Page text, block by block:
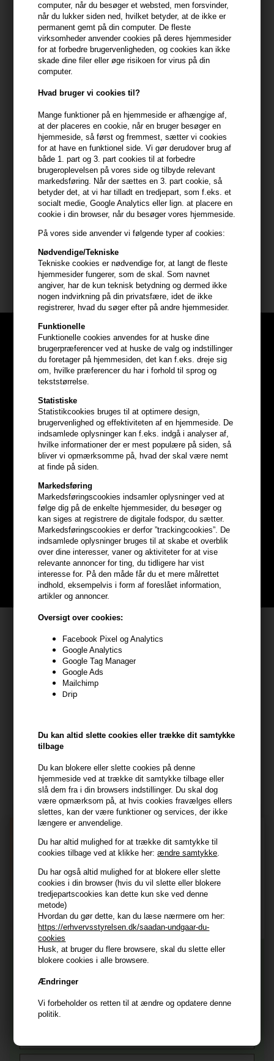
computer, når du besøger et websted, men forsvinder,
når du lukker siden ned, hvilket betyder, at de ikke er
permanent gemt på din computer. De fleste
virksomheder anvender cookies på deres hjemmesider
for at forbedre brugervenligheden, og cookies kan ikke
skade dine filer eller øge risikoen for virus på din
computer.
Hvad bruger vi cookies til?
Mange funktioner på en hjemmeside er afhængige af,
at der placeres en cookie, når en bruger besøger en
hjemmeside, så først og fremmest, sætter vi cookies
for at have en funktionel side. Vi gør derudover brug af
både 1. part og 3. part cookies til at forbedre
brugeroplevelsen på vores side og tilbyde relevant
markedsføring. Når der sættes en 3. part cookie, så
betyder det, at vi har tilladt en tredjepart, som f.eks. et
socialt medie, Google Analytics eller lign. at placere en
cookie i din browser, når du besøger vores hjemmeside.
På vores side anvender vi følgende typer af cookies:
Nødvendige/Tekniske
Tekniske cookies er nødvendige for, at langt de fleste
hjemmesider fungerer, som de skal. Som navnet
angiver, har de kun teknisk betydning og dermed ikke
nogen indvirkning på din privatsfære, idet de ikke
registrerer, hvad du søger efter på andre hjemmesider.
Funktionelle
Funktionelle cookies anvendes for at huske dine
brugerpræferencer ved at huske de valg og indstillinger
du foretager på hjemmesiden, det kan f.eks. dreje sig
om, hvilke præferencer du har i forhold til sprog og
tekststørrelse.
Statistiske
Statistikcookies bruges til at optimere design,
brugervenlighed og effektiviteten af en hjemmeside. De
indsamlede oplysninger kan f.eks. indgå i analyser af,
hvilke informationer der er mest populære på siden, så
bliver vi opmærksomme på, hvad der skal være nemt
at finde på siden.
Markedsføring
Markedsføringscookies indsamler oplysninger ved at
følge dig på de enkelte hjemmesider, du besøger og
kan siges at registrere de digitale fodspor, du sætter.
Markedsføringscookies er derfor ”trackingcookies”. De
indsamlede oplysninger bruges til at skabe et overblik
over dine interesser, vaner og aktiviteter for at vise
relevante annoncer for ting, du tidligere har vist
interesse for. På den måde får du et mere målrettet
indhold, eksempelvis i form af foreslået information,
artikler og annoncer.
Oversigt over cookies:
Facebook Pixel og Analytics
Google Analytics
Google Tag Manager
Google Ads
Mailchimp
Drip
Du kan altid slette cookies eller trække dit samtykke
tilbage
Du kan blokere eller slette cookies på denne
hjemmeside ved at trække dit samtykke tilbage eller
slå dem fra i din browsers indstillinger. Du skal dog
være opmærksom på, at hvis cookies fravælges ellers
slettes, kan der være funktioner og services, der ikke
længere er anvendelige.
Du har altid mulighed for at trække dit samtykke til
cookies tilbage ved at klikke her:ændre samtykke
Du har også altid mulighed for at blokere eller slette
cookies i din browser (hvis du vil slette eller blokere
tredjepartscookies kan dette kun ske ved denne
metode)
Hvordan du gør dette, kan du læse nærmere om her:
https://erhvervsstyrelsen.dk/saadan-undgaar-du-
cookies
Husk, at bruger du flere browsere, skal du slette eller
blokere cookies i alle browsere.
Ændringer
Vi forbeholder os retten til at ændre og opdatere denne
politik.
Beskrivelse Anmeldelser Fabrikant
KMS ColorVitality Blonde Conditioner er en balsam til dig med
blond hår.
Egenskaber
ColorVitality Blonde Conditioner fra KMS fremhæver de blonde
nuancer i dit hår og modvirker de gule toner I lysnet, stribet,
naturligt blondt, gråt eller hvidt hår efter blot én anvendelse. Den
er med til at give fugt og reparerer skader.
Anvendelse
KMS ColorVitality Blonde Conditioner er til alle hårtyper. Påfør
conditioner i nyvasket hår, lad den virke I 2 minutter og skyl
herefter grundigt igennem.
Indhold: 250 ml
KMS California
Optjen5% bonuskronerpå
hele din ordre
Bliv helt gratis en del af vores kundeklub og optjen rabatter når du
handler
BLIV GRATIS MEDLEM HER
Frisenborgvej 6A
7800 Skive
CVR: 44874253
Tlf. 23839799 (hverdage 9-14)
Modtag tilbud mm
Tilmeld dig nyhedsbrev - du kan altid afmelde det igen.
TILMELD
ConsentJeg accepterer vilkår og betingelser.
Læs mere her
Husk at vi har
Gratis fragt til ved køb over 399 kr på udvalgte fragtformer
356 dages returret
+9600 anmeldelser på Trustpilot , 4.9 Rating
Vi er E-mærket - Din sikkerhed
Tilmeld dig nyhedsbrevet
Og modtag nyheder, eksklusive tilbud og rabatter
direkte i din indbakke.